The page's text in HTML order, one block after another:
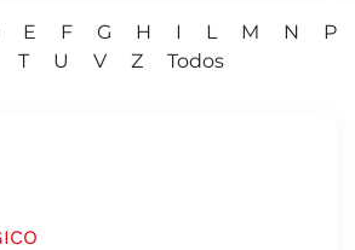
E F G H I L M N
P
T U V Z Todos